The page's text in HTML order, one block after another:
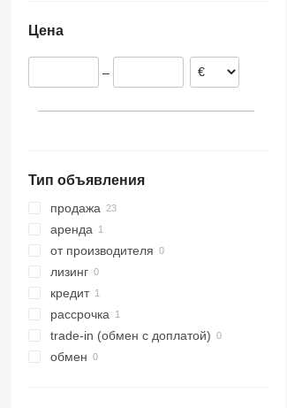
313
319
320
321
322
323
324
325
326
329
436
8025
8026
8030
8035
CT
JS
JZ
NXT
S-Series
3394
R-series
Toucan
XR
Цена
–
Тип объявления
продажа
аренда
от производителя
лизинг
кредит
рассрочка
trade-in (обмен с доплатой)
обмен